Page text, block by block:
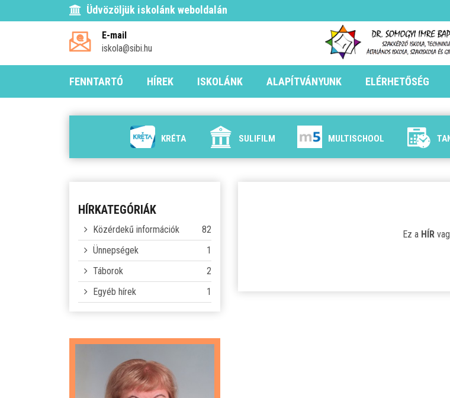
Üdvözöljük iskolánk weboldalán
E-mail
iskola@sibi.hu
FENNTARTÓ HÍREK ISKOLÁNK ALAPÍTVÁNYUNK ELÉRHETŐSÉG
KRÉTA SULIFILM MULTISCHOOL
HÍRKATEGÓRIÁK
Közérdekű információk
82
Ünnepségek
1
Táborok
2
Egyéb hírek
1
Ez a HÍR